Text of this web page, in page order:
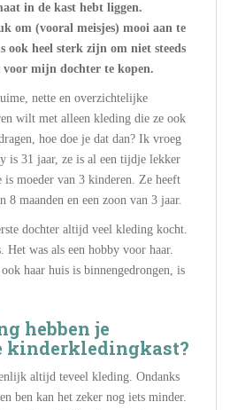
in de kast hebt liggen.
om (vooral meisjes) mooi aan te
ook heel sterk zijn om niet steeds
mijn dochter te kopen.
nette en overzichtelijke
wilt met alleen kleding die ze ook
hoe doe je dat dan? Ik vroeg
is 31 jaar, ze is al een tijdje lekker
moeder van 3 kinderen. Ze heeft
8 maanden en een zoon van 3 jaar.
dochter altijd veel kleding kocht.
Het was als een hobby voor haar.
haar huis is binnengedrongen, is
hebben je
kinderkledingkast?
altijd teveel kleding. Ondanks
ben kan het zeker nog iets minder.